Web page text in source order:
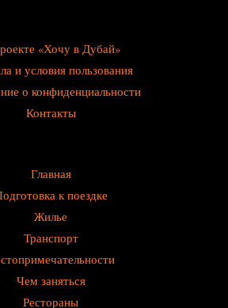
«Хочу в Дубай»
и условия пользования
о конфиденциальности
Контакты
Главная
к поездке
Жилье
Транспорт
Чем заняться
Рестораны